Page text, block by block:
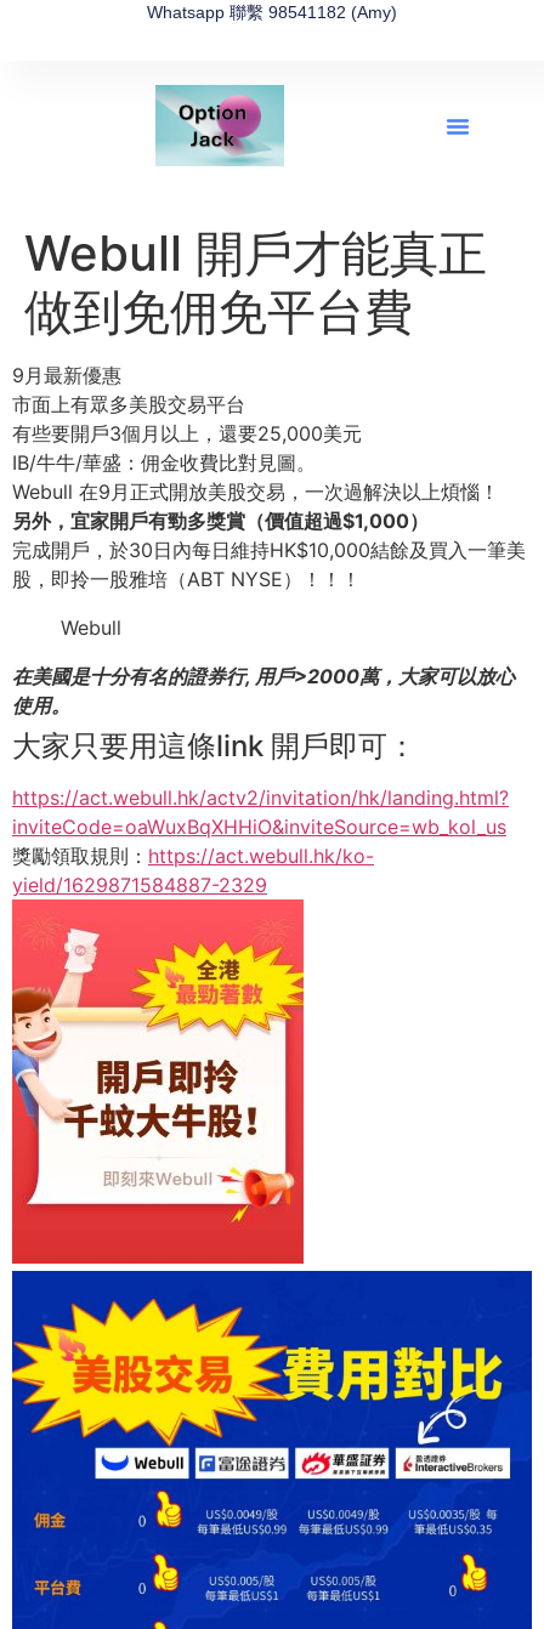
Whatsapp 聯繫 98541182 (Amy)
Webull 開戶才能真正
做到免佣免平台費
9月最新優惠
市面上有眾多美股交易平台
有些要開戶3個月以上，還要25,000美元
IB/牛牛/華盛：佣金收費比對見圖。
Webull 在9月正式開放美股交易，一次過解決以上煩惱！
另外，宜家開戶有勁多獎賞（價值超過$1,000）
完成開戶，於30日內每日維持HK$10,000結餘及買入一筆美
股，即拎一股雅培（ABT NYSE）！！！
Webull
在美國是十分有名的證券行, 用戶>2000萬，大家可以放心
使用。
大家只要用這條link 開戶即可：
https://act.webull.hk/actv2/invitation/hk/landing.html?
inviteCode=oaWuxBqXHHiO&inviteSource=wb_kol_us
獎勵領取規則： https://act.webull.hk/ko-
yield/1629871584887-2329